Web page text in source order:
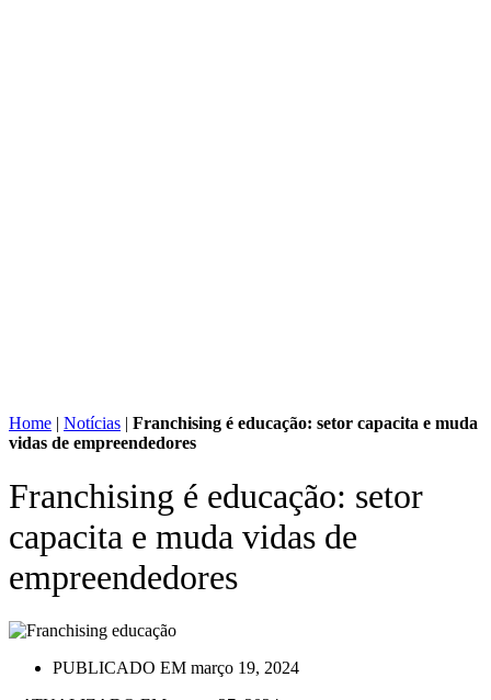
Home | Notícias | Franchising é educação: setor capacita e muda
vidas de empreendedores
Franchising é educação: setor
capacita e muda vidas de
empreendedores
PUBLICADO EM março 19, 2024